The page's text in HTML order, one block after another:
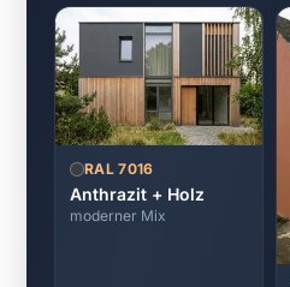
RAL 7016
Anthrazit + Holz
moderner Mix